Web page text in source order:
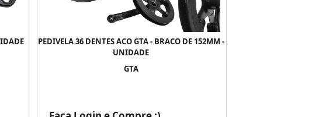
PEDIVELA 36 DENTES ACO GTA - BRACO DE 152MM -
UNIDADE
GTA